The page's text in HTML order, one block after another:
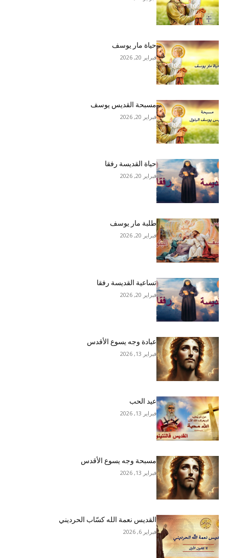
حياة مار يوسف
فبراير 20, 2026
مسبحة القديس يوسف
فبراير 20, 2026
حياة القديسة رفقا
فبراير 20, 2026
طلبة مار يوسف
فبراير 20, 2026
تساعية القديسة رفقا
فبراير 20, 2026
عبادة وجه يسوع الأقدس
فبراير 13, 2026
عيد الحب
فبراير 13, 2026
مسبحة وجه يسوع الأقدس
فبراير 13, 2026
القديس نعمة الله كسّاب الحرديني
فبراير 6, 2026